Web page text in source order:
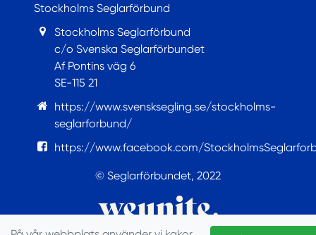
Stockholms Seglarförbund
Stockholms Seglarförbund
c/o Svenska Seglarförbundet
Af Pontins väg 6
SE-115 21
https://www.svensksegling.se/stockholms-
seglarforbund/
https://www.facebook.com/
© Seglarförbundet, 2022